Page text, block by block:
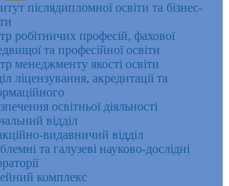
післядипломної освіти та бізнес-
робітничих професій, фахової
та професійної освіти
менеджменту якості освіти
ліцензування, акредитації та
освітньої діяльності
відділ
видавничий відділ
та галузеві науково-дослідні
комплекс